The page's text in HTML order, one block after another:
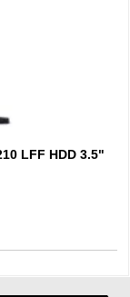
LFF HDD 3.5"